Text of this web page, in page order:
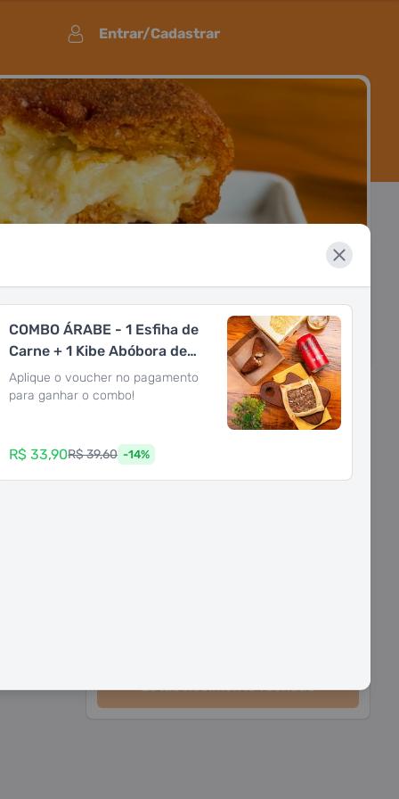
Entrar/Cadastrar
Calcular taxa e tempo de entrega
Estabelecimento fechado
COMBO ÁRABE - 1 Esfiha de
Carne + 1 Kibe Abóbora de
Coalhada Seca + 1 Refri
Aplique o voucher no pagamento
para ganhar o combo!
R$ 33,90R$ 39,60 -14%